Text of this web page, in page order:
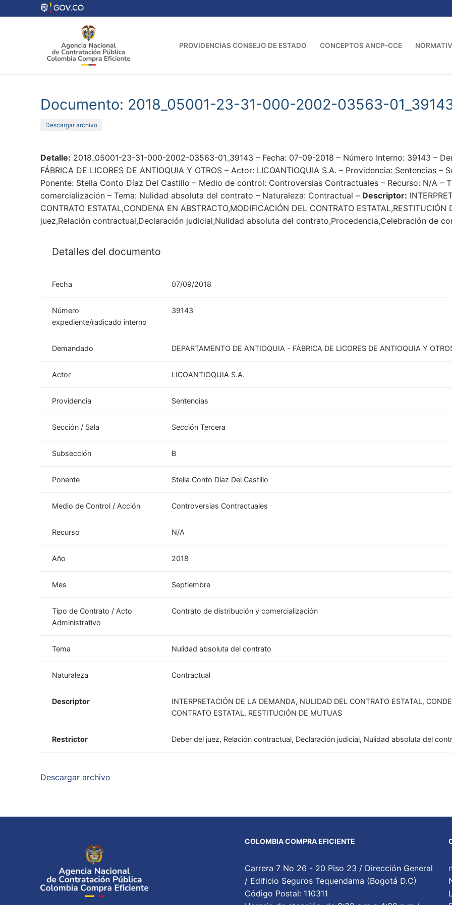
al
PROVIDENCIAS CONSEJO DE ESTADO CONCEPTOS ANCP-CCE
Documento: 2018_05001-23-31-000-2002-03563-
Descargar archivo
Detalle: 2018_05001-23-31-000-2002-03563-01_39143 – Fecha: 07-09-2018 – Número Interno: 39143 –
FÁBRICA DE LICORES DE ANTIOQUIA Y OTROS – Actor: LICOANTIOQUIA S.A. – Providencia: Sentencias
Ponente: Stella Conto Díaz Del Castillo – Medio de control: Controversias Contractuales – Recurso: N/A
comercialización – Tema: Nulidad absoluta del contrato – Naturaleza: Contractual – Descriptor:
CONTRATO ESTATAL,CONDENA EN ABSTRACTO,MODIFICACIÓN DEL CONTRATO
juez,Relación contractual,Declaración judicial,Nulidad absoluta del contrato,Procedencia,Celebración de
Detalles del documento
Fecha 07/09/2018
Número
expediente/radicado interno
39143
Demandado DEPARTAMENTO DE ANTIOQUIA - FÁBRICA DE LICORES DE ANTIOQUIA Y
Actor LICOANTIOQUIA S.A.
Providencia Sentencias
Sección / Sala Sección Tercera
Subsección B
Ponente Stella Conto Díaz Del Castillo
Medio de Control / Acción Controversias Contractuales
Recurso N/A
Año 2018
Mes Septiembre
Tipo de Contrato / Acto
Administrativo
Contrato de distribución y comercialización
Tema Nulidad absoluta del contrato
Naturaleza Contractual
Descriptor
INTERPRETACIÓN DE LA DEMANDA, NULIDAD DEL CONTRATO ESTATAL,
CONTRATO ESTATAL, RESTITUCIÓN DE MUTUAS
Restrictor Deber del juez, Relación contractual, Declaración judicial, Nulidad absoluta del
Descargar archivo
COLOMBIA COMPRA EFICIENTE
Carrera 7 No 26 - 20 Piso 23 / Dirección General
/ Edificio Seguros Tequendama (Bogotá D.C)
Código Postal: 110311